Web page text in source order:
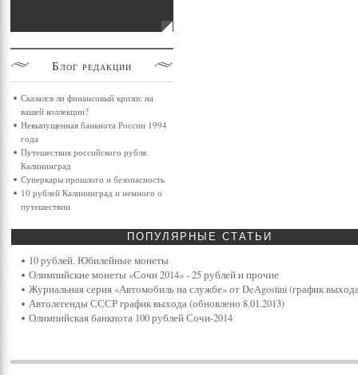
Блог редакции
Сказался ли финансовый кризис на
вашей коллекции?
Невыпущенная банкнота России 1994
года
Путешествия российского рубля.
Калининград
Суперкары прошлого и безопасность
10 рублей Калининград и немного о
путешествии
ПОПУЛЯРНЫЕ СТАТЬИ
10 рублей. Юбилейные монеты
Олимпийские монеты «Сочи 2014» - 25 рублей и прочие
Журнальная серия «Автомобиль на службе» от DeAgostini (график
Автолегенды СССР график выхода (обновлено 8.01.2013)
Олимпийская банкнота 100 рублей Сочи-2014